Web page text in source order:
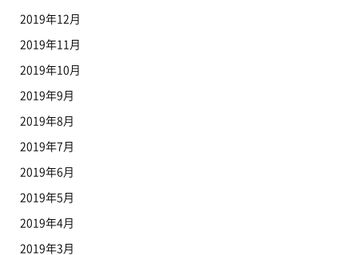
2019年12月
2019年11月
2019年10月
2019年9月
2019年8月
2019年7月
2019年6月
2019年5月
2019年4月
2019年3月